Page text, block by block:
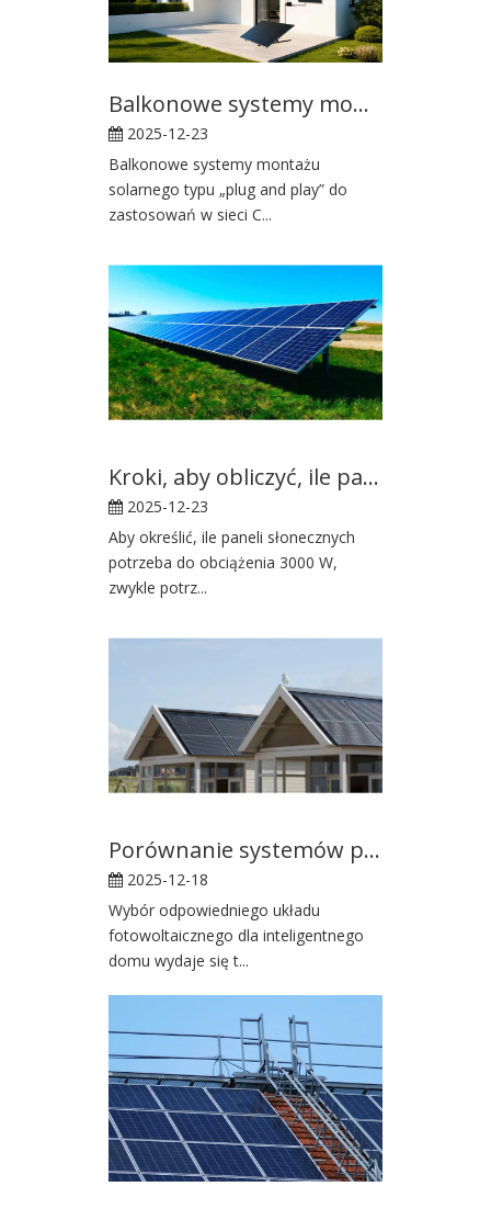
Balkonowe systemy montażu solarnego typu „plug and play” do zastosowań on-grid
2025-12-23
Balkonowe systemy montażu
solarnego typu „plug and play” do
zastosowań w sieci C...
Kroki, aby obliczyć, ile paneli słonecznych potrzeba do obciążenia 3000 W
2025-12-23
Aby określić, ile paneli słonecznych
potrzeba do obciążenia 3000 W,
zwykle potrz...
Porównanie systemów paneli słonecznych o mocy 3000 W i 6000 W pod kątem wyboru inteligentnego domu
2025-12-18
Wybór odpowiedniego układu
fotowoltaicznego dla inteligentnego
domu wydaje się t...